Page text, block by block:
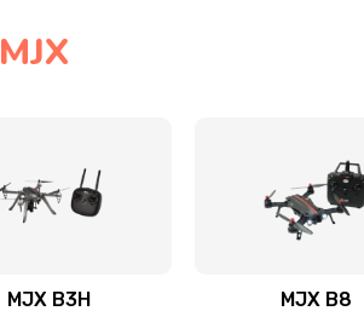
MJX B3H MJX B8